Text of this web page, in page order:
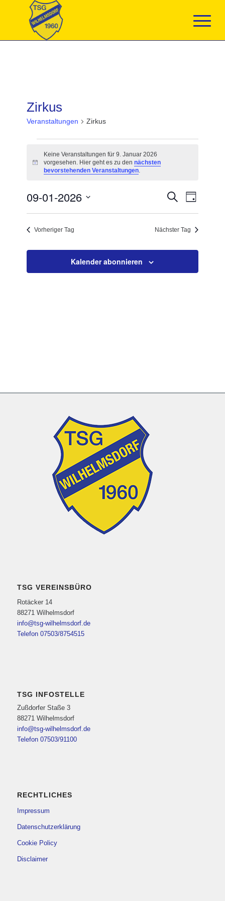
Zirkus
Veranstaltungen Zirkus
9.
Januar
Hinweis
Keine Veranstaltungen für 9. Januar 2026
vorgesehen. Hier geht es zu den nächsten
bevorstehenden Veranstaltungen.
Suche
und
Navigation
Suche
Tag
09-01-2026
Vorheriger Tag
Nächster Tag
Kalender abonnieren
TSG VEREINSBÜRO
Rotäcker 14
88271 Wilhelmsdorf
info@tsg-wilhelmsdorf.de
Telefon 07503/8754515
TSG INFOSTELLE
Zußdorfer Staße 3
88271 Wilhelmsdorf
info@tsg-wilhelmsdorf.de
Telefon 07503/91100
RECHTLICHES
Impressum
Datenschutzerklärung
Cookie Policy
Disclaimer